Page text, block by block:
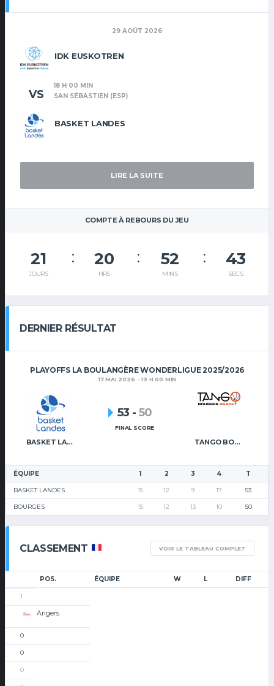
29 AOÛT 2026
IDK EUSKOTREN
BASKET LANDES
VS
18 H 00 MIN
SAN SÉBASTIEN (ESP)
LIRE LA SUITE
COMPTE À REBOURS DU JEU
21
JOURS
20
HRS
52
MINS
42
SECS
DERNIER RÉSULTAT
PLAYOFFS LA BOULANGÈRE WONDERLIGUE 2025/2026
17 MAI 2026 - 19 H 00 MIN
BASKET LANDES TANGO BOURGES BASKET
53 - 50
FINAL SCORE
ÉQUIPE 1 2 3 4 T
BASKET LANDES 15 12 9 17 53
BOURGES 15 12 13 10 50
CLASSEMENT VOIR LE TABLEAU COMPLET
POS. ÉQUIPE W L DIFF
1
Angers
0
0
0